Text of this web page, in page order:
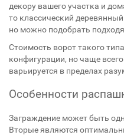
декору вашего участка и
то классический
но можно подобрать
Стоимость ворот такого
конфигурации, но чаще всего
варьируется в пределах
Особенности
Заграждение может быть
Вторые являются